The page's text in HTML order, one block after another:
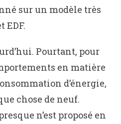
sur un modèle très
EDF.
Pourtant, pour
en matière
d’énergie,
chose de neuf.
n’est proposé en